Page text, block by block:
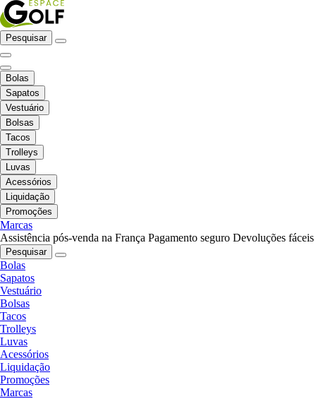
Pesquisar
Bolas
Sapatos
Vestuário
Bolsas
Tacos
Trolleys
Luvas
Acessórios
Liquidação
Promoções
Marcas
Assistência pós-venda na França Pagamento seguro Devoluções fáceis
Pesquisar
Bolas
Sapatos
Vestuário
Bolsas
Tacos
Trolleys
Luvas
Acessórios
Liquidação
Promoções
Marcas